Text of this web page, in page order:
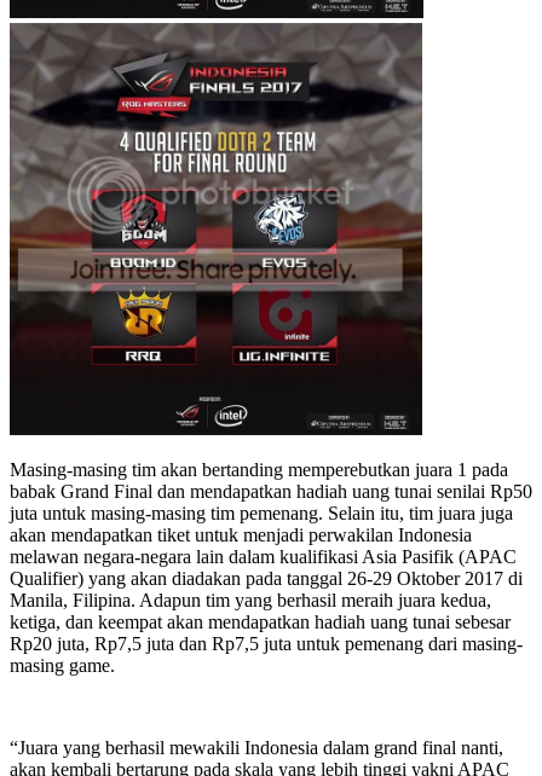
Masing-masing tim akan bertanding memperebutkan juara 1 pada
babak Grand Final dan mendapatkan hadiah uang tunai senilai Rp50
juta untuk masing-masing tim pemenang. Selain itu, tim juara juga
akan mendapatkan tiket untuk menjadi perwakilan Indonesia
melawan negara-negara lain dalam kualifikasi Asia Pasifik (APAC
Qualifier) yang akan diadakan pada tanggal 26-29 Oktober 2017 di
Manila, Filipina. Adapun tim yang berhasil meraih juara kedua,
ketiga, dan keempat akan mendapatkan hadiah uang tunai sebesar
Rp20 juta, Rp7,5 juta dan Rp7,5 juta untuk pemenang dari masing-
masing game.
“Juara yang berhasil mewakili Indonesia dalam grand final nanti,
akan kembali bertarung pada skala yang lebih tinggi yakni APAC